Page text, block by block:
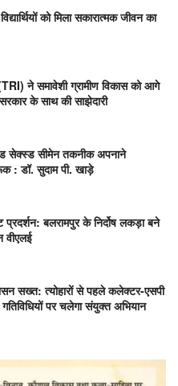
को मिला सकारात्मक जीवन का
ने समावेशी ग्रामीण विकास को आगे
के साथ की साझेदारी
सेक्स्ड सीमेन तकनीक अपनाने
: डॉ. सुदाम पी. खाड़े
प्रदर्शन: बलरामपुर के निर्दोष लकड़ा बने
वीएलई
सख्त: त्योहारों से पहले कलेक्टर-एसपी
पर चलेगा संयुक्त अभियान